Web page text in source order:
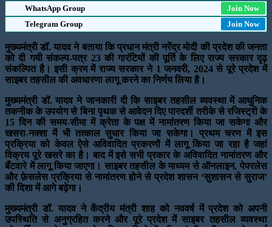
WhatsApp Group
Join Now
Telegram Group
Join Now
मुख्यमंत्री डॉ. यादव ने बताया कि प्रधान मंत्री नरेंद्र मोदी की प्रदेश की जनता
को दी गयी संकल्प-पत्र 23 की गारंटियों की पूर्ति के लिए राज्य सरकार दृढ़
संकल्पित है। इसी क्रम में राज्य सरकार ने 1 जनवरी, 2024 से पूरे प्रदेश में
साइबर तहसील की अवधारणा लागू करने का निर्णय लिया है।
मुख्यमंत्री डॉ. यादव ने जानकारी दी कि साइबर तहसील व्यवस्था में आधुनिक
तकनीक के उपयोग से बिना पृथक से आवेदन दिए पारदर्शी तरीके से रजिस्ट्री के
15 दिन की समय-सीमा में क्रेता के पक्ष में नामांतरण किया जा सकेगा और
खसरा-नक्शा में भी तत्काल सुधार किया जा सकेगा। प्रथम चरण में इस
प्रक्रिया को केवल ऐसे अविवादित प्रकरणों में लागू किया जा रहा है जहां
विक्रय पूरे खसरे का है। बाद में इसे सभी प्रकार के अविवादित नामांतरण और
बँटवारे में लागू किया जाएगा। साइबर तहसील के माध्यम से ऑनलाइन, पेपरलेस
और फ़ेसलेस प्रक्रिया से नामांतरण होने से प्रदेश शासन ‘सुशासन से सुराज’
की दिशा में आगे बढ़ेगा।
मुख्यमंत्री डॉ. यादव ने केंद्रीय मंत्री शाह को नववर्ष में प्रदेश को अपनी
उपस्थिति से अनुग्रहित करने और पूरे प्रदेश में साइबर तहसील व्यवस्था